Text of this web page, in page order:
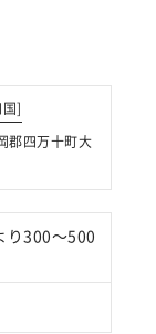
国]
四万十町大
り300～500